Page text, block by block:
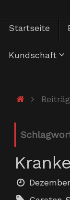
Zum
Zum
InhaltStartseite
Kundschaft
Start